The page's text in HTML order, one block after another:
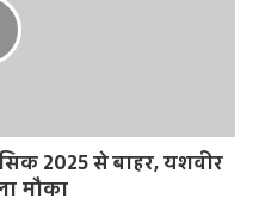
2025 से बाहर, यशवीर
मौका